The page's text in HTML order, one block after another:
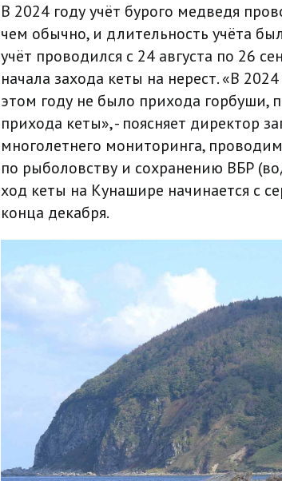
В 2024 году учёт бурого медведя
чем обычно, и длительность учёта
учёт проводился с 24 августа по 26
начала захода кеты на нерест. «В
этом году не было прихода горбуши,
прихода кеты», - поясняет директор
многолетнего мониторинга,
по рыболовству и сохранению ВБР
ход кеты на Кунашире начинается с
конца декабря.